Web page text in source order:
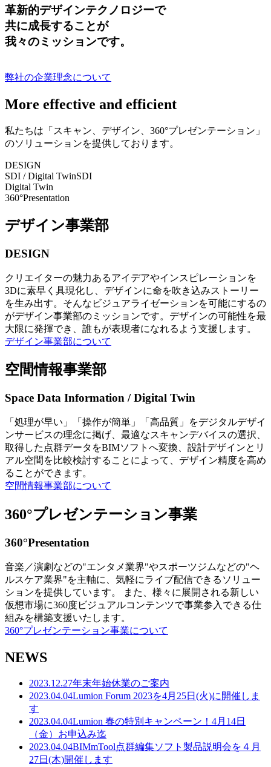
革新的デザインテクノロジーで
共に成長することが
我々のミッションです。
弊社の企業理念について
More effective and efficient
私たちは「スキャン、デザイン、360°プレゼンテーション」
のソリューションを提供しております。
DESIGN
SDI / Digital TwinSDI
Digital Twin
360°Presentation
デザイン事業部
DESIGN
クリエイターの魅力あるアイデアやインスピレーションを
3Dに素早く具現化し、デザインに命を吹き込みストーリー
を生み出す。そんなビジュアライゼーションを可能にするの
がデザイン事業部のミッションです。デザインの可能性を最
大限に発揮でき、誰もが表現者になれるよう支援します。
デザイン事業部について
空間情報事業部
Space Data Information / Digital Twin
「処理が早い」「操作が簡単」「高品質」をデジタルデザイ
ンサービスの理念に掲げ、最適なスキャンデバイスの選択、
取得した点群データをBIMソフトへ変換、設計デザインとリ
アル空間を比較検討することによって、デザイン精度を高め
ることができます。
空間情報事業部について
360°プレゼンテーション事業
360°Presentation
音楽／演劇などの"エンタメ業界"やスポーツジムなどの"ヘ
ルスケア業界"を主軸に、気軽にライブ配信できるソリュー
ションを提供しています。 また、様々に展開される新しい
仮想市場に360度ビジュアルコンテンツで事業参入できる仕
組みを構築支援いたします。
360°プレゼンテーション事業について
NEWS
2023.12.27年末年始休業のご案内
2023.04.04Lumion Forum 2023を4月25日(火)に開催しま
す
2023.04.04Lumion 春の特別キャンペーン！4月14日
（金）お申込み迄
2023.04.04BIMmTool点群編集ソフト製品説明会を４月
27日(木)開催します